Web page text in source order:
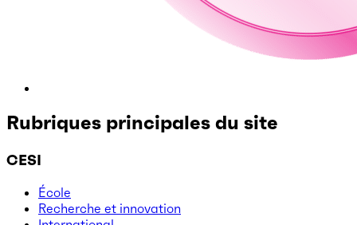
Rubriques principales du site
CESI
École
Recherche et innovation